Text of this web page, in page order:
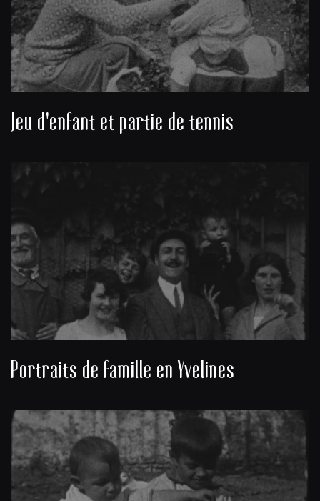
Jeu d'enfant et partie de tennis
Portraits de famille en Yvelines